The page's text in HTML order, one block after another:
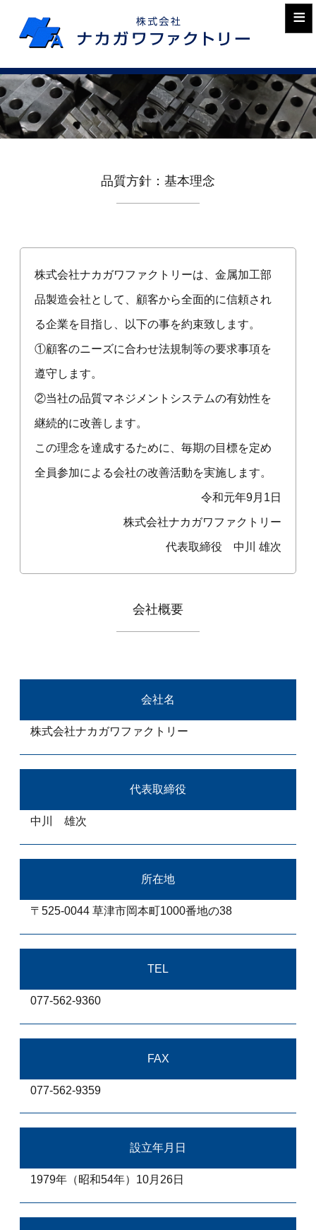
≡
品質方針：基本理念
株式会社ナカガワファクトリーは、金属加工部
品製造会社として、顧客から全面的に信頼され
る企業を目指し、以下の事を約束致します。
①顧客のニーズに合わせ法規制等の要求事項を
遵守します。
②当社の品質マネジメントシステムの有効性を
継続的に改善します。
この理念を達成するために、毎期の目標を定め
全員参加による会社の改善活動を実施します。
令和元年9月1日
株式会社ナカガワファクトリー
代表取締役 中川 雄次
会社概要
会社名
株式会社ナカガワファクトリー
代表取締役
中川 雄次
所在地
〒525-0044 草津市岡本町1000番地の38
TEL
077-562-9360
FAX
077-562-9359
設立年月日
1979年（昭和54年）10月26日